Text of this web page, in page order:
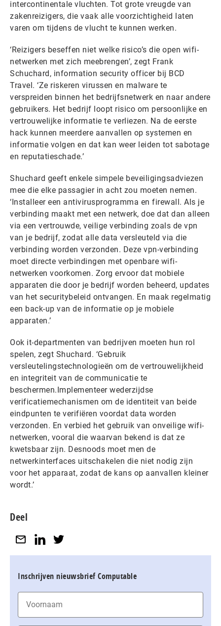
intercontinentale vluchten. Tot grote vreugde van
zakenreizigers, die vaak alle voorzichtigheid laten
varen om tijdens de vlucht te kunnen werken.
‘Reizigers beseffen niet welke risico’s die open wifi-
netwerken met zich meebrengen’, zegt Frank
Schuchard, information security officer bij BCD
Travel. ‘Ze riskeren virussen en malware te
verspreiden binnen het bedrijfsnetwerk en naar andere
gebruikers. Het bedrijf loopt risico om persoonlijke en
vertrouwelijke informatie te verliezen. Na de eerste
hack kunnen meerdere aanvallen op systemen en
informatie volgen en dat kan weer leiden tot sabotage
en reputatieschade.’
Shuchard geeft enkele simpele beveiligingsadviezen
mee die elke passagier in acht zou moeten nemen.
‘Installeer een antivirusprogramma en firewall. Als je
verbinding maakt met een netwerk, doe dat dan alleen
via een vertrouwde, veilige verbinding zoals de vpn
van je bedrijf, zodat alle data versleuteld via die
verbinding worden verzonden. Deze vpn-verbinding
moet directe verbindingen met openbare wifi-
netwerken voorkomen. Zorg ervoor dat mobiele
apparaten die door je bedrijf worden beheerd, updates
van het securitybeleid ontvangen. En maak regelmatig
een back-up van de informatie op je mobiele
apparaten.’
Ook it-departmenten van bedrijven moeten hun rol
spelen, zegt Shuchard. ‘Gebruik
versleutelingstechnologieën om de vertrouwelijkheid
en integriteit van de communicatie te
beschermen.Implementeer wederzijdse
verificatiemechanismen om de identiteit van beide
eindpunten te verifiëren voordat data worden
verzonden. En verbied het gebruik van onveilige wifi-
netwerken, vooral die waarvan bekend is dat ze
kwetsbaar zijn. Desnoods moet men de
netwerkinterfaces uitschakelen die niet nodig zijn
voor het apparaat, zodat de kans op aanvallen kleiner
wordt.’
Deel
Inschrijven nieuwsbrief Computable